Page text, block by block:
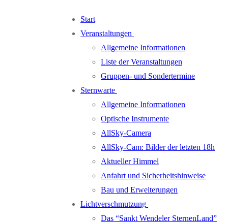
Start
Veranstaltungen
Allgemeine Informationen
Liste der Veranstaltungen
Gruppen- und Sondertermine
Sternwarte
Allgemeine Informationen
Optische Instrumente
AllSky-Camera
AllSky-Cam: Bilder der letzten 18h
Aktueller Himmel
Anfahrt und Sicherheitshinweise
Bau und Erweiterungen
Lichtverschmutzung
Das “Sankt Wendeler SternenLand”